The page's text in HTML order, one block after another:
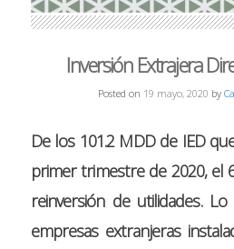
Inversión Extrajera
Posted on 19 mayo, 2020 by
De los 101.2 MDD de IED
primer trimestre de 2020, el
reinversión de utilidades.
empresas extranjeras